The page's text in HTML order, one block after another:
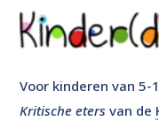
Voor kinderen van
Kritische eters van de